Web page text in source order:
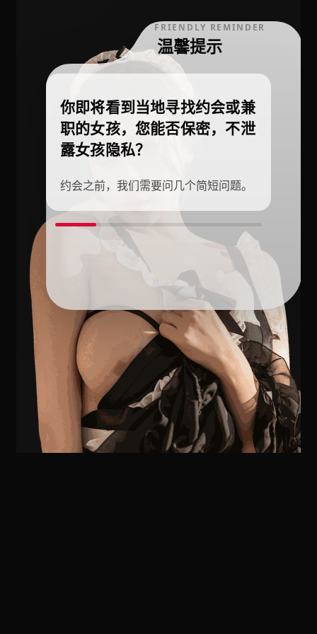
FRIENDLY REMINDER
温馨提示
你即将看到当地寻找约会或兼
职的女孩，您能否保密，不泄
露女孩隐私？
约会之前，我们需要问几个简短问题。